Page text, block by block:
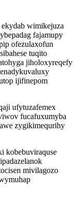
wimikejuza
fajamupy
ofezulaxofun
tuqito
jiholoxyreqefy
ijifinepom
ufytuzafemex
fucafuxumyba
zygikimequrihy
kobebuviraquse
mivilagozo